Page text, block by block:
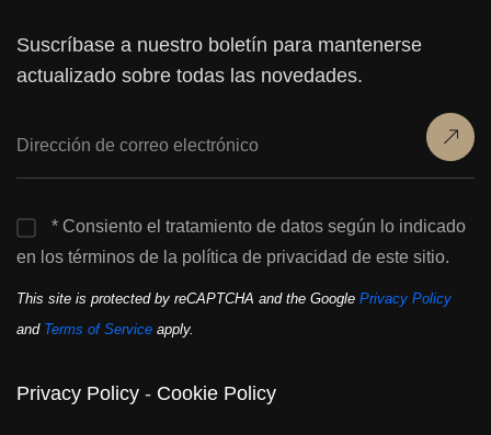
Suscríbase a nuestro boletín para mantenerse
actualizado sobre todas las novedades.
* Consiento el tratamiento de datos según lo indicado
en los términos de la política de privacidad de este sitio.
This site is protected by reCAPTCHA and the Google Privacy Policy
and Terms of Service apply.
Privacy Policy - Cookie Policy